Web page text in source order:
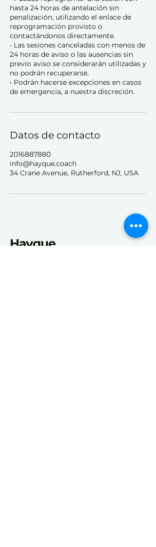
hasta 24 horas de antelación sin
penalización, utilizando el enlace de
reprogramación provisto o
contactándonos directamente.
• Las sesiones canceladas con menos de
24 horas de aviso o las ausencias sin
previo aviso se considerarán utilizadas y
no podrán recuperarse.
• Podrán hacerse excepciones en casos
de emergencia, a nuestra discreción.
Datos de contacto
2016887880
info@hayque.coach
34 Crane Avenue, Rutherford, NJ, USA
Hayque